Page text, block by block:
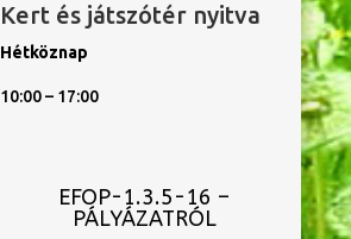
Kert és játszótér nyitva
Hétköznap
10:00 – 17:00
EFOP-1.3.5-16 –
PÁLYÁZATRÓL